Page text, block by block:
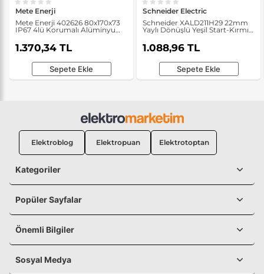
Mete Enerji
Mete Enerji 402626 80x170x73
IP67 4lü Korumalı Alüminyum
1.370,34 TL
Sepete Ekle
Schneider Electric
Schneider XALD211H29 22mm
Yaylı Dönüşlü Yeşil Start-Kırmızı
Kutusu
1.088,96 TL
Sepete Ekle
Elektroblog Elektropuan Elektrotoptan
Kategoriler
Popüler Sayfalar
Önemli Bilgiler
Sosyal Medya